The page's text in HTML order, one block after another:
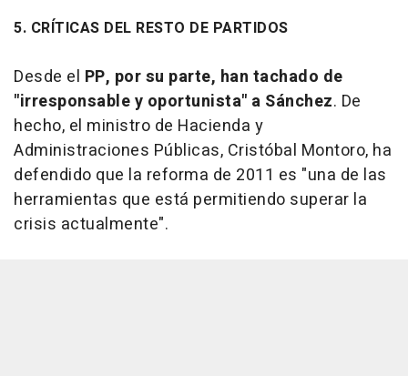
5. CRÍTICAS DEL RESTO DE PARTIDOS
Desde el PP, por su parte, han tachado de
"irresponsable y oportunista" a Sánchez. De
hecho, el ministro de Hacienda y
Administraciones Públicas, Cristóbal Montoro, ha
defendido que la reforma de 2011 es "una de las
herramientas que está permitiendo superar la
crisis actualmente".